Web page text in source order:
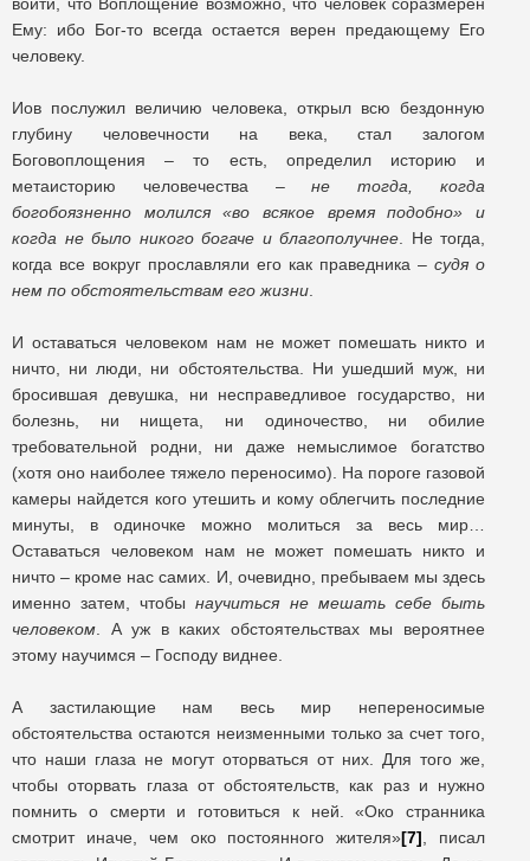
Ему: ибо Бог-то всегда остается верен предающему Его
человеку.
Иов послужил величию человека, открыл всю бездонную
глубину человечности на века, стал залогом
Боговоплощения – то есть, определил историю и
метаисторию человечества –не тогда, когда
богобоязненно молился «во всякое время подобно» и
когда не было никого богаче и благополучнее . Не тогда,
когда все вокруг прославляли его как праведника – судя о
нем по обстоятельствам его жизни
И оставаться человеком нам не может помешать никто и
ничто, ни люди, ни обстоятельства. Ни ушедший муж, ни
бросившая девушка, ни несправедливое государство, ни
болезнь, ни нищета, ни одиночество, ни обилие
требовательной родни, ни даже немыслимое богатство
(хотя оно наиболее тяжело переносимо). На пороге газовой
камеры найдется кого утешить и кому облегчить последние
минуты, в одиночке можно молиться за весь мир…
Оставаться человеком нам не может помешать никто и
ничто – кроме нас самих. И, очевидно, пребываем мы здесь
именно затем, чтобынаучиться не мешать себе быть
человеком . А уж в каких обстоятельствах мы вероятнее
этому научимся – Господу виднее.
А застилающие нам весь мир непереносимые
обстоятельства остаются неизменными только за счет того,
что наши глаза не могут оторваться от них. Для того же,
чтобы оторвать глаза от обстоятельств, как раз и нужно
помнить о смерти и готовиться к ней. «Око странника
смотрит иначе, чем око постоянного жителя»[7] , писал